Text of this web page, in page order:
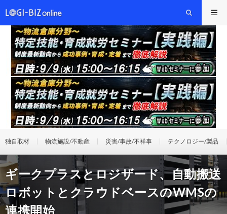
独自取材 物流施設/不動産 災害/事故/不祥事 テクノロジー/製品
ギークプラスとロジザード、自動搬送
ロボットとクラウドベースのWMSの
連携開始